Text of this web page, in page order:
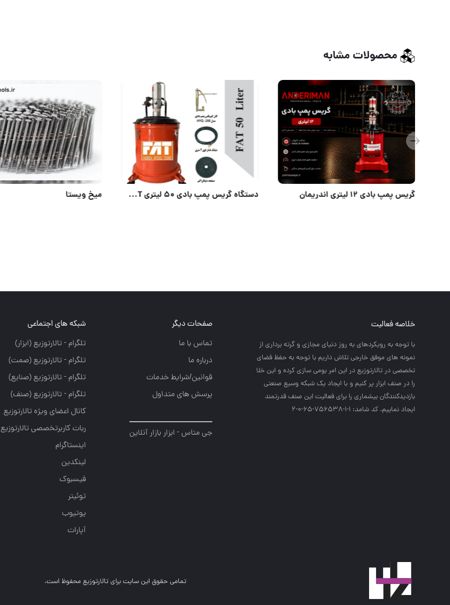
محصولات مشابه
ميخ نوارى ويستا گریس پمپ بادی ۱۲ لیتری اندریمان
خلاصه فعالیت
با توجه به رويكردهاي به روز دنياي مجازي و گرته برداري از
نمونه هاي موفق خارجي تلاش داريم با توجه به حفظ فضاي
تخصصي در تالارتوزيع در اين امر بومي سازي كرده و اين خلا
را در صنف ابزار پر كنيم و با ايجاد يك شبكه وسيع صنعتي
بازديدكنندگان بيشماري را براي فعاليت اين صنف قدرتمند
ايجاد نماييم. کد شامد: 1-1-756538-65-0-2
صفحات دیگر
تماس با ما
درباره ما
قوانین/شرایط خدمات
پرسش های متداول
جی متاس - ابزار بازار آنلاین
شبکه های اجتماعی
تلگرام - تالارتوزيع (ابزار)
تلگرام - تالارتوزيع (صمت)
تلگرام - تالارتوزيع (صنايع)
تلگرام - تالارتوزیع (صنف)
کانال اعضای ویژه تالارتوزیع
ربات کاربرتخصصی تالارتوزیع
اینستاگرام
لینکدین
فیسبوک
توئیتر
یوتیوب
آپارات
تمامی حقوق این سایت برای تالارتوزیع محفوظ است.